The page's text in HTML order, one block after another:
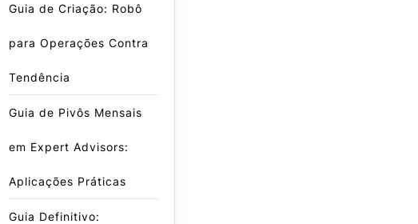
Guia de Criação: Robô
para Operações Contra
Tendência
Guia de Pivôs Mensais
em Expert Advisors:
Aplicações Práticas
Guia Definitivo: